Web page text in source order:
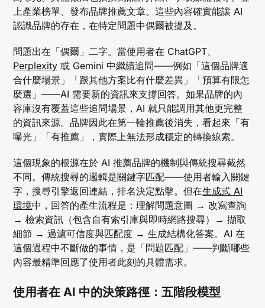
上產業榜單、發布品牌推薦文章。這些內容確實能讓 AI
認識品牌的存在，在特定問題中偶爾被提及。
問題出在「偶爾」二字。當使用者在 ChatGPT、
Perplexity 或 Gemini 中繼續追問——例如「這個品牌適
合什麼場景」「跟其他方案比有什麼差異」「預算有限怎
麼選」——AI 需要新的資訊來支撐回答。如果品牌的內
容庫沒有覆蓋這些追問場景，AI 就只能調用其他更完整
的資訊來源。品牌因此在第一輪推薦後消失，看起來「有
曝光」「有推薦」，實際上無法形成穩定的轉換線索。
這個現象的根源在於 AI 推薦品牌的機制與傳統搜尋截然
不同。傳統搜尋的邏輯是關鍵字匹配——使用者輸入關鍵
字，搜尋引擎返回連結，排名決定點擊。但在生成式 AI
環境中，回答的產生流程是：理解問題意圖 → 改寫查詢
→ 檢索資訊（包含自有索引庫與即時網路搜尋）→ 擷取
細節 → 過濾可信度與匹配度 → 生成結構化答案。AI 在
這個過程中不斷做的事情，是「問題匹配」——判斷哪些
內容最精準回應了使用者此刻的具體需求。
使用者在 AI 中的決策路徑：五階段模型